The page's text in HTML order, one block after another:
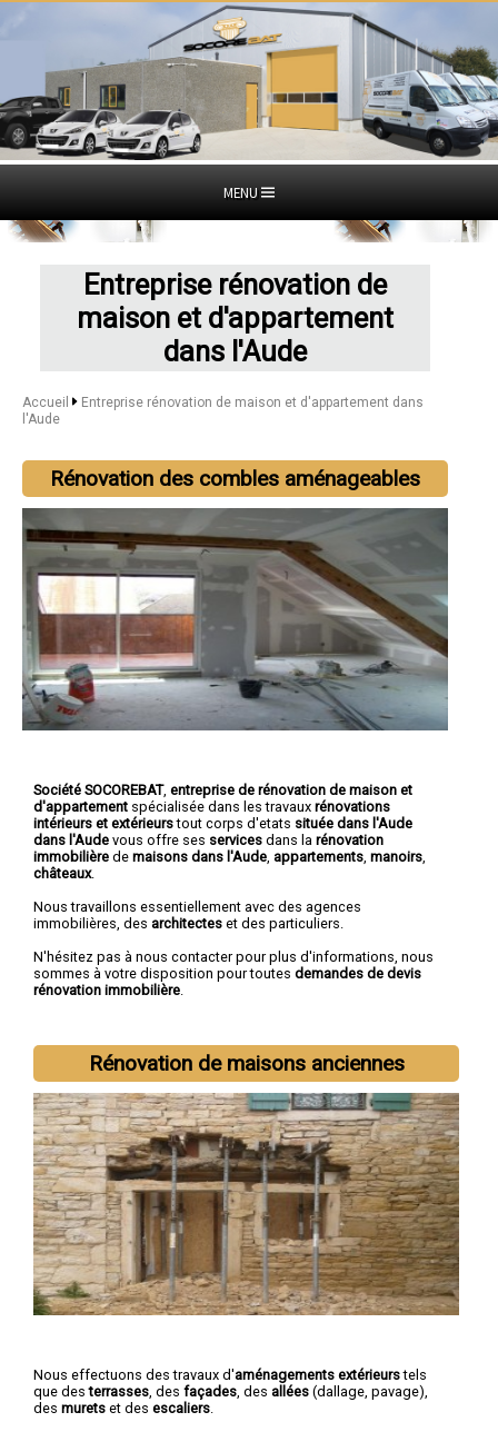
MENU
Entreprise rénovation de
maison et d'appartement
dans l'Aude
Accueil
Entreprise rénovation de maison et d'appartement dans
l'Aude
Rénovation des combles aménageables
Société SOCOREBAT, entreprise de rénovation de maison et
d'appartement spécialisée dans les travaux rénovations
intérieurs et extérieurstout corps d'etats située dans l'Aude
dans l'Aude vous offre ses services dans la rénovation
immobilière de maisons dans l'Aude appartements manoirs
châteaux.
Nous travaillons essentiellement avec des agences
immobilières, des architectes et des particuliers.
N'hésitez pas à nous contacter pour plus d'informations, nous
sommes à votre disposition pour toutes demandes de devis
rénovation immobilière
Rénovation de maisons anciennes
Nous effectuons des travaux d'aménagements extérieurstels
que desterrasses, des façades, des allées (dallage, pavage),
des murets et des escaliers.